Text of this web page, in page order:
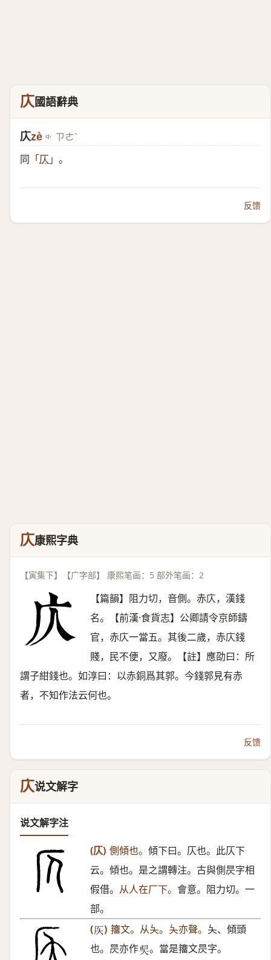
庂國語辭典
庂zè ㄗㄜˋ
同 「 仄 」 。
反馈
庂康熙字典
【寅集下】【广字部】 康熙笔画：5 部外笔画：2
【篇韻】阻力切，音側。赤庂，漢錢
名。【前漢·食貨志】公卿請令京師鑄
官，赤庂一當五。其後二歲，赤庂錢
賤，民不便，又廢。【註】應劭曰：所
謂子紺錢也。如淳曰：以赤銅爲其郭。今錢郭見有赤
者，不知作法云何也。
反馈
庂说文解字
说文解字注
(仄) 側傾也。 傾下曰。仄也。此仄下
云。傾也。是之謂轉注。古與側昃字相
假借。 从人在厂下。 會意。阻力切。一
部。
(𠨮 ) 籒文。从夨。夨亦聲。 夨、傾頭
也。昃亦作𣅔 。當是籒文昃字。